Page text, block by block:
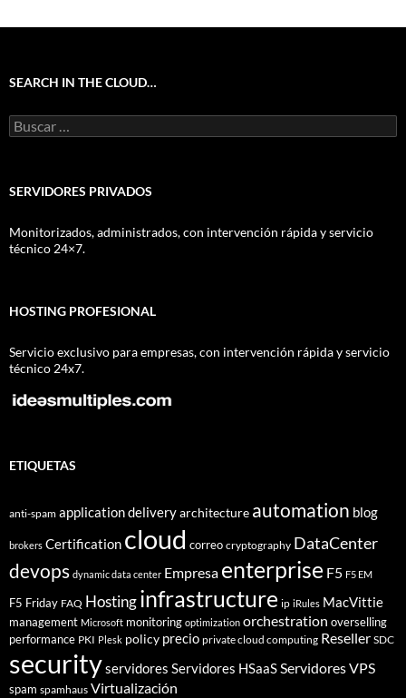
SEARCH IN THE CLOUD…
Buscar:
SERVIDORES PRIVADOS
Monitorizados, administrados, con intervención rápida y servicio
técnico 24×7.
HOSTING PROFESIONAL
Servicio exclusivo para empresas, con intervención rápida y servicio
técnico 24x7.
ETIQUETAS
anti-spam application deliveryarchitecture automation blog
brokers Certification cloud correo cryptography DataCenter
devops dynamic data center Empresa enterprise F5 F5 EM
F5 Friday FAQ Hostinginfrastructure ip iRules MacVittie
management Microsoft monitoring optimization orchestration overselling
performance PKI Plesk policy precio private cloud computing Reseller SDC
securityservidores Servidores HSaaSServidores VPS
spam spamhaus Virtualización